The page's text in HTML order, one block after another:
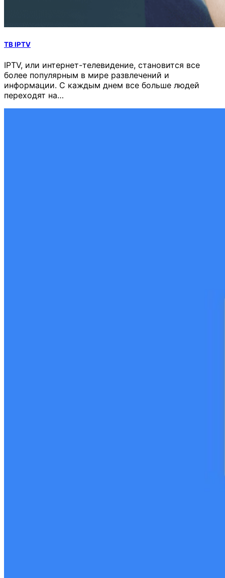
ТВ IPTV
IPTV, или интернет-телевидение, становится все
более популярным в мире развлечений и
информации. С каждым днем все больше людей
переходят на…